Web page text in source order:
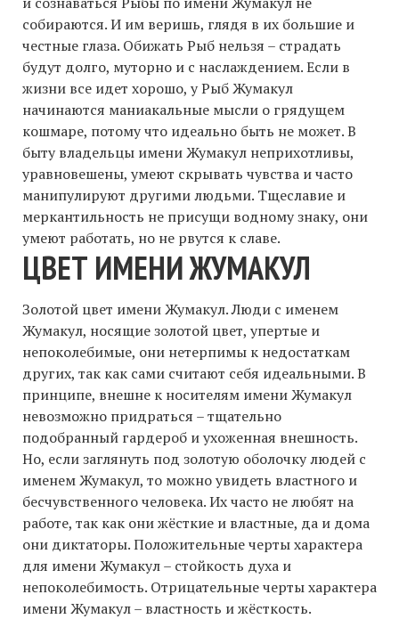
собираются. И им веришь, глядя в их большие и
честные глаза. Обижать Рыб нельзя – страдать
будут долго, муторно и с наслаждением. Если в
жизни все идет хорошо, у Рыб Жумакул
начинаются маниакальные мысли о грядущем
кошмаре, потому что идеально быть не может. В
быту владельцы имени Жумакул неприхотливы,
уравновешены, умеют скрывать чувства и часто
манипулируют другими людьми. Тщеславие и
меркантильность не присущи водному знаку, они
умеют работать, но не рвутся к славе.
ЦВЕТ ИМЕНИ ЖУМАКУЛ
Золотой цвет имени Жумакул. Люди с именем
Жумакул, носящие золотой цвет, упертые и
непоколебимые, они нетерпимы к недостаткам
других, так как сами считают себя идеальными. В
принципе, внешне к носителям имени Жумакул
невозможно придраться – тщательно
подобранный гардероб и ухоженная внешность.
Но, если заглянуть под золотую оболочку людей с
именем Жумакул, то можно увидеть властного и
бесчувственного человека. Их часто не любят на
работе, так как они жёсткие и властные, да и дома
они диктаторы. Положительные черты характера
для имени Жумакул – стойкость духа и
непоколебимость. Отрицательные черты характера
имени Жумакул – властность и жёсткость.